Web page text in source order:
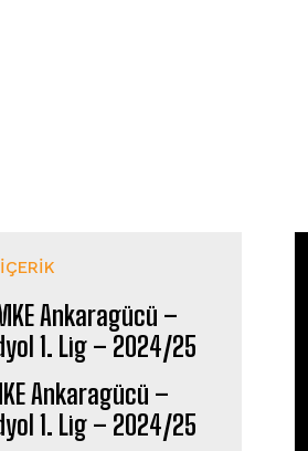
Ankaragücü –
1. Lig – 2024/25